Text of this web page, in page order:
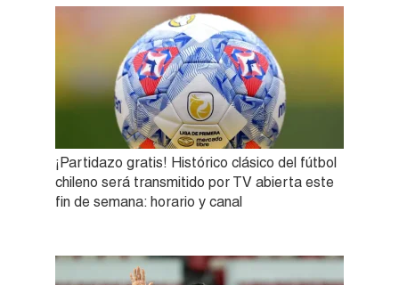
¡Partidazo gratis! Histórico clásico del fútbol
chileno será transmitido por TV abierta este
fin de semana: horario y canal